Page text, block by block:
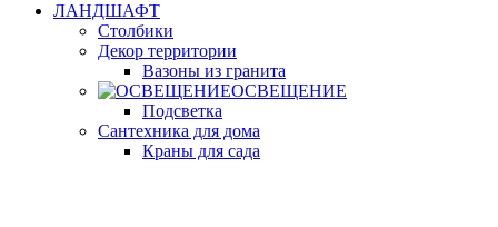
ЛАНДШАФТ
Столбики
Декор территории
Вазоны из гранита
ОСВЕЩЕНИЕ
Подсветка
Сантехника для дома
Краны для сада